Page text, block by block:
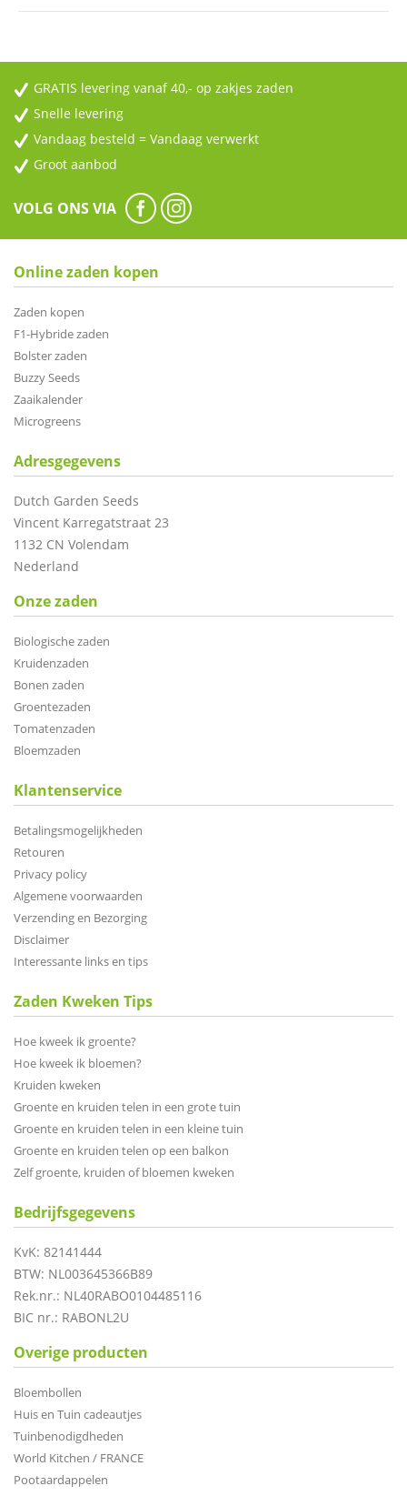
GRATIS levering vanaf 40,- op zakjes zaden
Snelle levering
Vandaag besteld = Vandaag verwerkt
Groot aanbod
VOLG ONS VIA
Online zaden kopen
Zaden kopen
F1-Hybride zaden
Bolster zaden
Buzzy Seeds
Zaaikalender
Microgreens
Adresgegevens
Dutch Garden Seeds
Vincent Karregatstraat 23
1132 CN Volendam
Nederland
Onze zaden
Biologische zaden
Kruidenzaden
Bonen zaden
Groentezaden
Tomatenzaden
Bloemzaden
Klantenservice
Betalingsmogelijkheden
Retouren
Privacy policy
Algemene voorwaarden
Verzending en Bezorging
Disclaimer
Interessante links en tips
Zaden Kweken Tips
Hoe kweek ik groente?
Hoe kweek ik bloemen?
Kruiden kweken
Groente en kruiden telen in een grote tuin
Groente en kruiden telen in een kleine tuin
Groente en kruiden telen op een balkon
Zelf groente, kruiden of bloemen kweken
Bedrijfsgegevens
KvK: 82141444
BTW: NL003645366B89
Rek.nr.: NL40RABO0104485116
BIC nr.: RABONL2U
Overige producten
Bloembollen
Huis en Tuin cadeautjes
Tuinbenodigdheden
World Kitchen / FRANCE
Pootaardappelen